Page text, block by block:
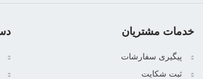
خدمات مشتریان
پیگیری سفارشات
ثبت شکایت